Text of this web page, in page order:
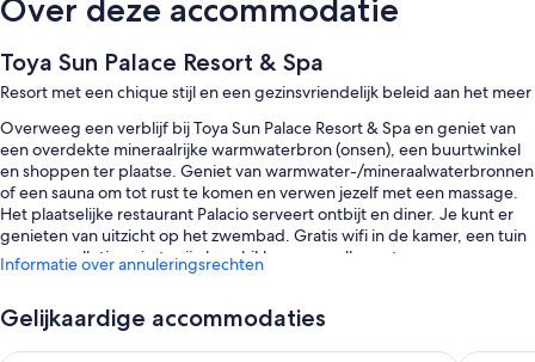
Over deze accommodatie
Toya Sun Palace Resort & Spa
Resort met een chique stijl en een gezinsvriendelijk beleid aan het meer
Overweeg een verblijf bij Toya Sun Palace Resort & Spa en geniet van
een overdekte mineraalrijke warmwaterbron (onsen), een buurtwinkel
en shoppen ter plaatse. Geniet van warmwater-/mineraalwaterbronnen
of een sauna om tot rust te komen en verwen jezelf met een massage.
Het plaatselijke restaurant Palacio serveert ontbijt en diner. Je kunt er
genieten van uitzicht op het zwembad. Gratis wifi in de kamer, een tuin
en een spelletjesruimte zijn beschikbaar voor alle gasten.
Een binnenzwembad en een kinderzwembad met een
waterglijbaan
Informatie over annuleringsrechten
Gelijkaardige accommodaties